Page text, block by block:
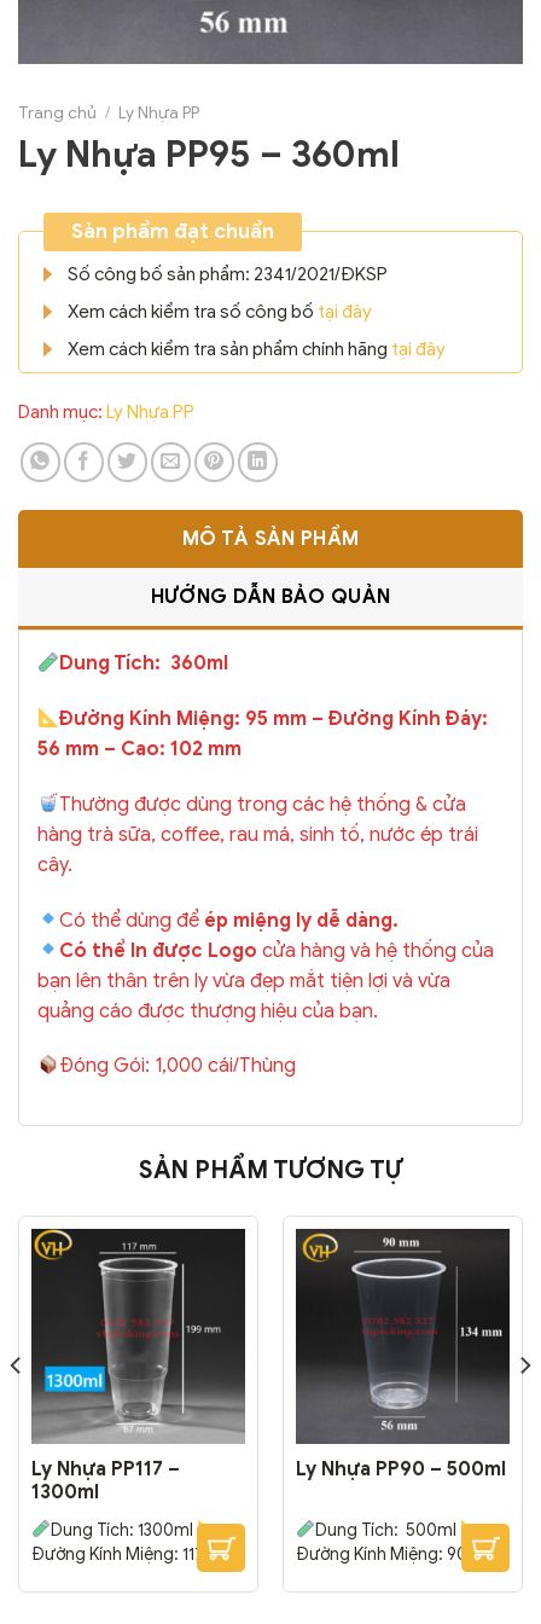
Trang chủ / Ly Nhựa PP
Ly Nhựa PP95 – 360ml
Sản phẩm đạt chuẩn
Số công bố sản phẩm: 2341/2021/ĐKSP
Xem cách kiểm tra số công bố tại đây
Xem cách kiểm tra sản phẩm chính hãng tại đây
Danh mục: Ly Nhựa PP
MÔ TẢ SẢN PHẨM
HƯỚNG DẪN BẢO QUẢN
Dung Tích: 360ml
Đường Kính Miệng: 95 mm – Đường Kính Đáy:
56 mm – Cao: 102 mm
Thường được dùng trong các hệ thống & cửa
hàng trà sữa, coffee, rau má, sinh tố, nước ép trái
cây.
Có thể dùng để ép miệng ly dễ dàng.
Có thể In được Logo cửa hàng và hệ thống của
bạn lên thân trên ly vừa đẹp mắt tiện lợi và vừa
quảng cáo được thượng hiệu của bạn.
Đóng Gói: 1,000 cái/Thùng
SẢN PHẨM TƯƠNG TỰ
Ly Nhựa PP117 –
1300ml
Dung Tích: 1300ml
Đường Kính Miệng: 117 mm
– Đường Kính Đáy: 67 mm
Ly Nhựa PP90 – 500ml
Dung Tích: 500ml
Đường Kính Miệng: 90 mm
– Đường Kính Đáy: 56 mm